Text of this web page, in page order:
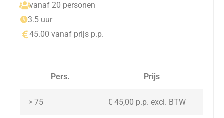
vanaf 20 personen
3.5 uur
45.00 vanaf prijs p.p.
Pers. Prijs
> 75 € 45,00 p.p. excl. BTW